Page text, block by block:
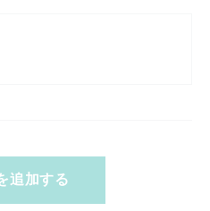
追加する